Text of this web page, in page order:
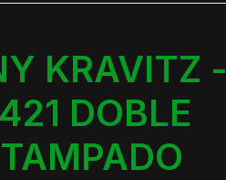
KRAVITZ -
DOBLE